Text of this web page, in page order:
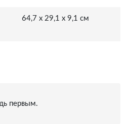
64,7 x 29,1 x 9,1 см
первым.